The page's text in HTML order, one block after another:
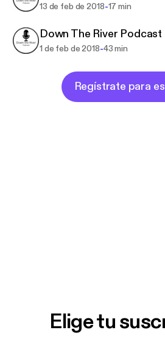
13 de feb de 2018-17 min
Down The River Podcast
1 de feb de 2018-43 min
Regístrate para
Elige tu